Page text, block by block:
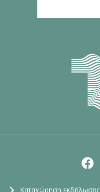
Καταχώρηση εκδήλωσης